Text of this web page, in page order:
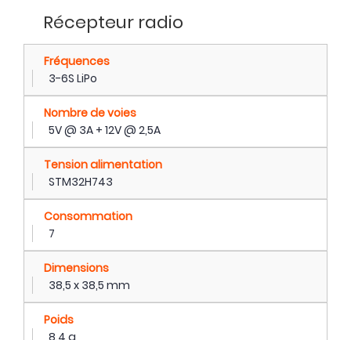
Récepteur radio
Fréquences
3-6S LiPo
Nombre de voies
5V @ 3A + 12V @ 2,5A
Tension alimentation
STM32H743
Consommation
7
Dimensions
38,5 x 38,5 mm
Poids
8,4 g